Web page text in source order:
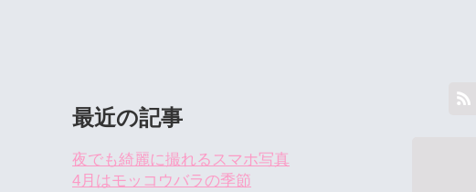
最近の記事
夜でも綺麗に撮れるスマホ写真
4月はモッコウバラの季節